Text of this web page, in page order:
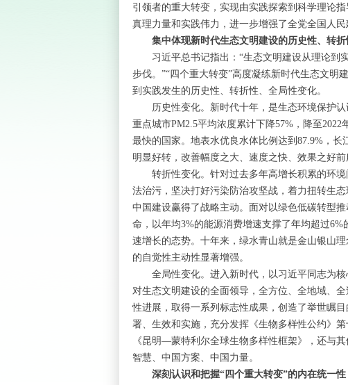
引领者的重大转变，实现由实践探索到科学理论
真理力量和实践伟力，进一步增强了全党全国人
集中体现新时代生态文明建设的历史性、转折
习近平总书记指出：“生态文明建设从理论到
步伐。”“四个重大转变”高度凝练新时代生态文明
到实践发生的历史性、转折性、全局性变化。
历史性变化。新时代十年，是生态环境保护认
重点城市PM2.5平均浓度累计下降57%，降至
最快的国家。地表水优良水体比例达到87.9%，
明显好转，改善幅度之大、速度之快、效果之好前
转折性变化。针对过去多年高增长积累的环境
法治污，坚决打好污染防治攻坚战，着力扭转生
中国建设赢得了战略主动。面对以绿色低碳转型
命，以年均3%的能源消费增速支撑了年均超过
速增长的态势。十年来，绿水青山就是金山银山
的自觉性主动性显著增强。
全局性变化。进入新时代，以习近平同志为核
对生态文明建设的全面领导，全方位、全地域、
性进展，取得一系列标志性成果，创造了举世瞩
署、生效和实施，充分发挥《生物多样性公约》
《昆明—蒙特利尔全球生物多样性框架》，还与
智慧、中国方案、中国力量。
深刻认识和把握“四个重大转变”的内在统一性